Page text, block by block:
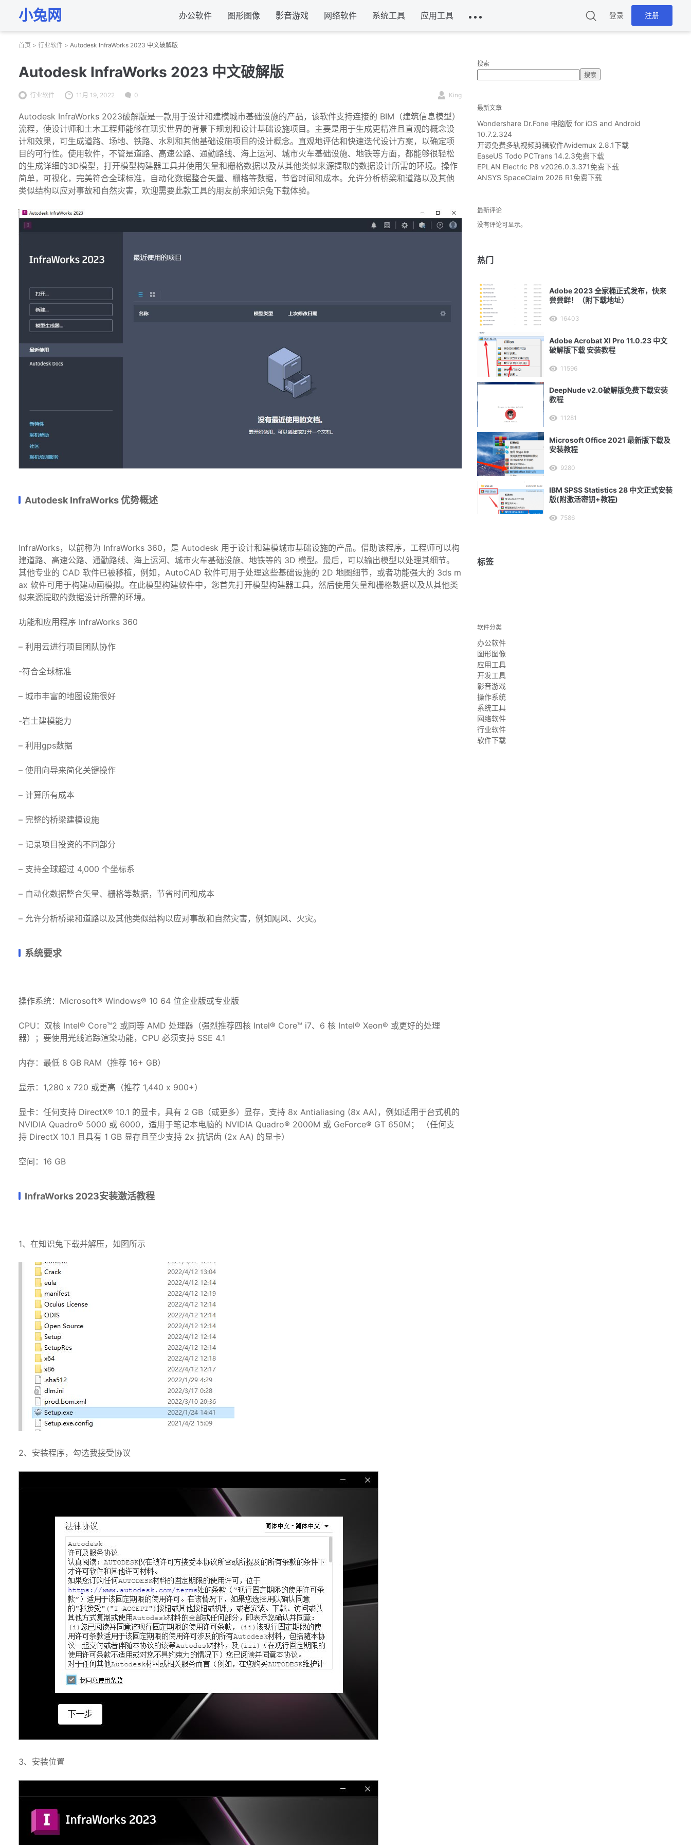
小兔网 办公软件 图形图像 影音游戏 网络软件 系统工具 应用工具 登录 注册
首页 > 行业软件 > Autodesk InfraWorks 2023 中文破解版
Autodesk InfraWorks 2023 中文破解版
行业软件 11月 19, 2022 0 King
Autodesk InfraWorks 2023破解版是一款用于设计和建模城市基础设施的产品，该软件支持连接的 BIM（建筑信息模型）
流程，使设计师和土木工程师能够在现实世界的背景下规划和设计基础设施项目。主要是用于生成更精准且直观的概念设
计和效果，可生成道路、场地、铁路、水利和其他基础设施项目的设计概念。直观地评估和快速迭代设计方案，以确定项
目的可行性。使用软件，不管是道路、高速公路、通勤路线、海上运河、城市火车基础设施、地铁等方面，都能够很轻松
的生成详细的3D模型，打开模型构建器工具并使用矢量和栅格数据以及从其他类似来源提取的数据设计所需的环境。操作
简单，可视化，完美符合全球标准，自动化数据整合矢量、栅格等数据，节省时间和成本。允许分析桥梁和道路以及其他
类似结构以应对事故和自然灾害，欢迎需要此款工具的朋友前来知识兔下载体验。
Autodesk InfraWorks 优势概述
InfraWorks，以前称为 InfraWorks 360，是 Autodesk 用于设计和建模城市基础设施的产品。借助该程序，工程师可以构
建道路、高速公路、通勤路线、海上运河、城市火车基础设施、地铁等的 3D 模型。最后，可以输出模型以处理其细节。
其他专业的 CAD 软件已被移植，例如，AutoCAD 软件可用于处理这些基础设施的 2D 地图细节，或者功能强大的 3ds m
ax 软件可用于构建动画模拟。在此模型构建软件中，您首先打开模型构建器工具，然后使用矢量和栅格数据以及从其他类
似来源提取的数据设计所需的环境。
功能和应用程序 InfraWorks 360
– 利用云进行项目团队协作
-符合全球标准
– 城市丰富的地图设施很好
-岩土建模能力
– 利用gps数据
– 使用向导来简化关键操作
– 计算所有成本
– 完整的桥梁建模设施
– 记录项目投资的不同部分
– 支持全球超过 4,000 个坐标系
– 自动化数据整合矢量、栅格等数据，节省时间和成本
– 允许分析桥梁和道路以及其他类似结构以应对事故和自然灾害，例如飓风、火灾。
系统要求
操作系统：Microsoft® Windows® 10 64 位企业版或专业版
CPU：双核 Intel® Core™2 或同等 AMD 处理器（强烈推荐四核 Intel® Core™ i7、6 核 Intel® Xeon® 或更好的处理
器）；要使用光线追踪渲染功能，CPU 必须支持 SSE 4.1
内存：最低 8 GB RAM（推荐 16+ GB）
显示：1,280 x 720 或更高（推荐 1,440 x 900+）
显卡：任何支持 DirectX® 10.1 的显卡，具有 2 GB（或更多）显存，支持 8x Antialiasing (8x AA)，例如适用于台式机的
NVIDIA Quadro® 5000 或 6000，适用于笔记本电脑的 NVIDIA Quadro® 2000M 或 GeForce® GT 650M； （任何支
持 DirectX 10.1 且具有 1 GB 显存且至少支持 2x 抗锯齿 (2x AA) 的显卡）
空间：16 GB
InfraWorks 2023安装激活教程
1、在知识兔下载并解压，如图所示
2、安装程序，勾选我接受协议
3、安装位置
搜索
搜索
最新文章
Wondershare Dr.Fone 电脑版 for iOS and Android
10.7.2.324
开源免费多轨视频剪辑软件Avidemux 2.8.1下载
EaseUS Todo PCTrans 14.2.3免费下载
EPLAN Electric P8 v2026.0.3.371免费下载
ANSYS SpaceClaim 2026 R1免费下载
最新评论
没有评论可显示。
热门
Adobe 2023 全家桶正式发布，快来
尝尝鲜！（附下载地址）
16403
Adobe Acrobat XI Pro 11.0.23 中文
破解版下载 安装教程
11596
DeepNude v2.0破解版免费下载安装
教程
11281
Microsoft Office 2021 最新版下载及
安装教程
9280
IBM SPSS Statistics 28 中文正式安装
版(附激活密钥+教程)
7586
标签
软件分类
办公软件
图形图像
应用工具
开发工具
影音游戏
操作系统
系统工具
网络软件
行业软件
软件下载